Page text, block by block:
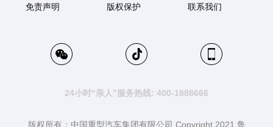
免责声明 版权保护 联系我们
24小时“亲人”服务热线: 400-1888666
版权所有：中国重型汽车集团有限公司 Copyright 2021 鲁